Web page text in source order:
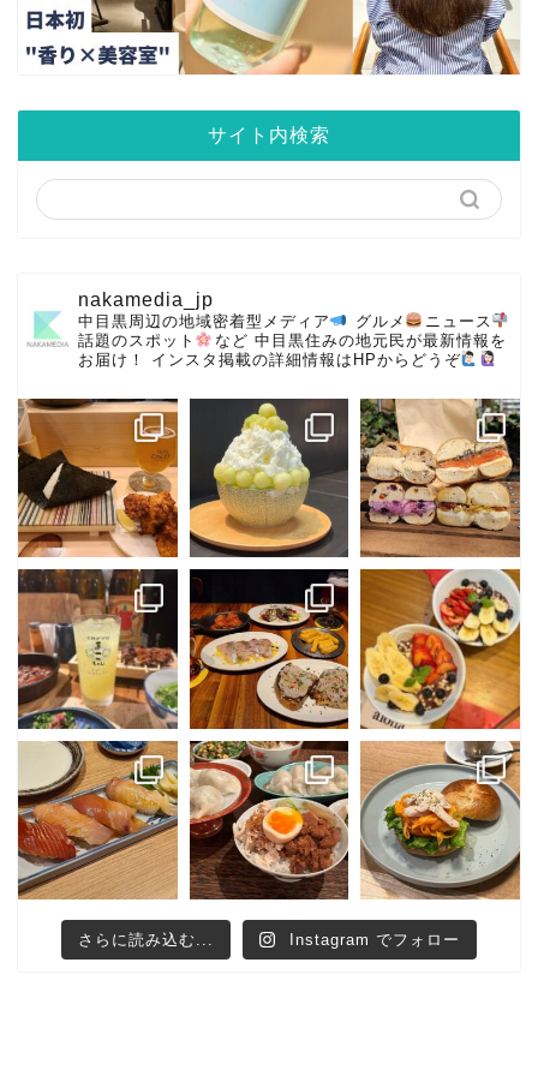
サイト内検索
nakamedia_jp
中目黒周辺の地域密着型メディア グルメ
ニュース
話題のスポット
など 中目黒住みの地元民が最新情報を
お届け！
インスタ掲載の詳細情報はHPからどうぞ
さらに読み込む... Instagram でフォロー